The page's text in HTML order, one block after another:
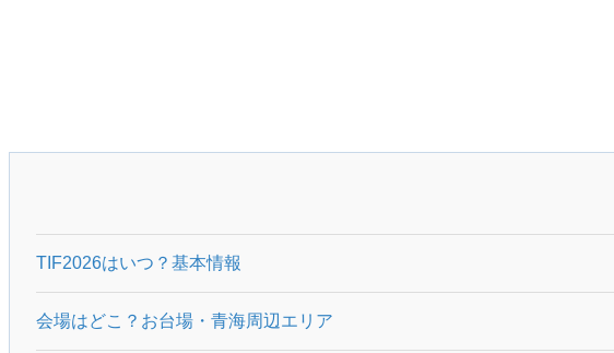
TIF2026はいつ？基本情報
会場はどこ？お台場・青海周辺エリア